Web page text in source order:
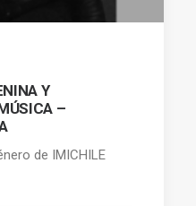
Y
–
de IMICHILE